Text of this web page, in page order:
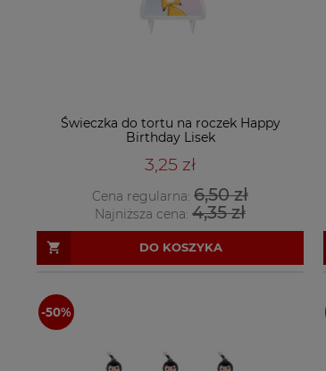
Świeczka do tortu na roczek Happy
Birthday Lisek
3,25 zł
Cena regularna: 6,50 zł
Najniższa cena: 4,35 zł
DO KOSZYKA